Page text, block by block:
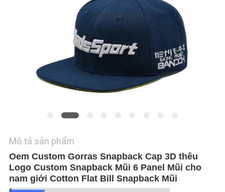
TRƯỜNG
ĐỒ
TRANG
WEB
Mô tả sản phẩm
Oem Custom Gorras Snapback Cap 3D thêu
Logo Custom Snapback Mũi 6 Panel Mũi cho
nam giới Cotton Flat Bill Snapback Mũi